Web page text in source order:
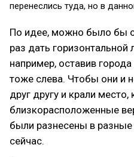
перенеслись туда, но в
По идее, можно было бы
раз дать горизонтальной
например, оставив
тоже слева. Чтобы они и
друг другу и крали место,
близкорасположенные
были разнесены в
сейчас.